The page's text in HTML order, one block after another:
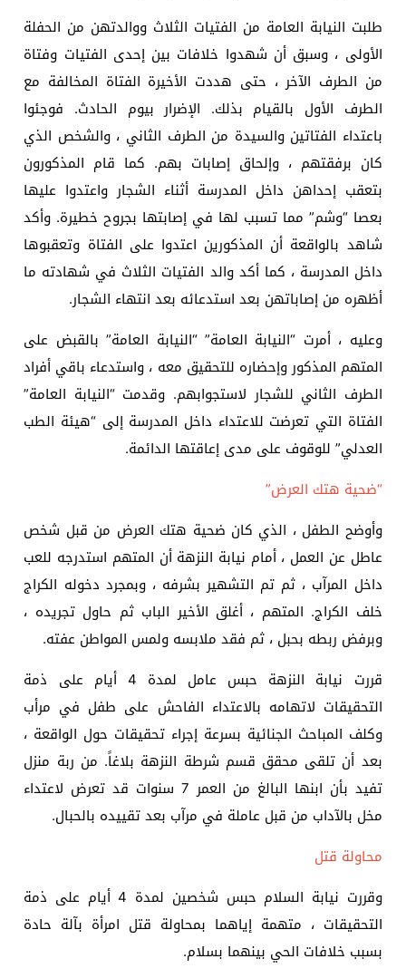
طلبت النيابة العامة من الفتيات الثلاث ووالدتهن من الحفلة
الأولى ، وسبق أن شهدوا خلافات بين إحدى الفتيات وفتاة
من الطرف الآخر ، حتى هددت الأخيرة الفتاة المخالفة مع
الطرف الأول بالقيام بذلك. الإضرار بيوم الحادث. فوجئوا
باعتداء الفتاتين والسيدة من الطرف الثاني ، والشخص الذي
كان برفقتهم ، وإلحاق إصابات بهم. كما قام المذكورون
بتعقب إحداهن داخل المدرسة أثناء الشجار واعتدوا عليها
بعصا “وشم” مما تسبب لها في إصابتها بجروح خطيرة. وأكد
شاهد بالواقعة أن المذكورين اعتدوا على الفتاة وتعقبوها
داخل المدرسة ، كما أكد والد الفتيات الثلاث في شهادته ما
أظهره من إصاباتهن بعد استدعائه بعد انتهاء الشجار.
وعليه ، أمرت “النيابة العامة” “النيابة العامة” بالقبض على
المتهم المذكور وإحضاره للتحقيق معه ، واستدعاء باقي أفراد
الطرف الثاني للشجار لاستجوابهم. وقدمت “النيابة العامة”
الفتاة التي تعرضت للاعتداء داخل المدرسة إلى “هيئة الطب
العدلي” للوقوف على مدى إعاقتها الدائمة.
“ضحية هتك العرض”
وأوضح الطفل ، الذي كان ضحية هتك العرض من قبل شخص
عاطل عن العمل ، أمام نيابة النزهة أن المتهم استدرجه للعب
داخل المرآب ، ثم تم التشهير بشرفه ، وبمجرد دخوله الكراج
خلف الكراج. المتهم ، أغلق الأخير الباب ثم حاول تجريده ،
وبرفض ربطه بحبل ، ثم فقد ملابسه ولمس المواطن عفته.
قررت نيابة النزهة حبس عامل لمدة 4 أيام على ذمة
التحقيقات لاتهامه بالاعتداء الفاحش على طفل في مرأب
وكلف المباحث الجنائية بسرعة إجراء تحقيقات حول الواقعة ،
بعد أن تلقى محقق قسم شرطة النزهة بلاغاً. من ربة منزل
تفيد بأن ابنها البالغ من العمر 7 سنوات قد تعرض لاعتداء
مخل بالآداب من قبل عاملة في مرآب بعد تقييده بالحبال.
محاولة قتل
وقررت نيابة السلام حبس شخصين لمدة 4 أيام على ذمة
التحقيقات ، متهمة إياهما بمحاولة قتل امرأة بآلة حادة
بسبب خلافات الحي بينهما بسلام.